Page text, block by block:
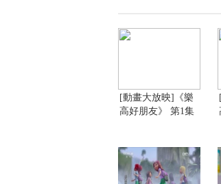
[動畫大放映]《樂
高好朋友》 第1集